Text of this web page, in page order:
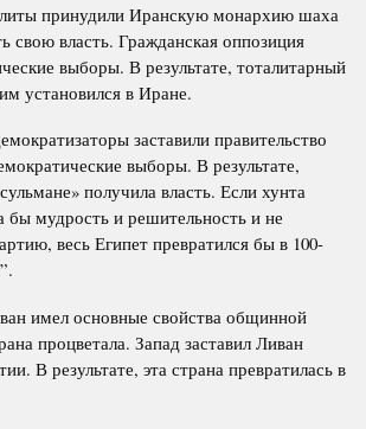
принудили Иранскую монархию шаха
свою власть. Гражданская оппозиция
выборы. В результате, тоталитарный
установился в Иране.
заставили правительство
выборы. В результате,
получила власть. Если хунта
бы мудрость и решительность и не
весь Египет превратился бы в 100-
имел основные свойства общинной
процветала. Запад заставил Ливан
В результате, эта страна превратилась в